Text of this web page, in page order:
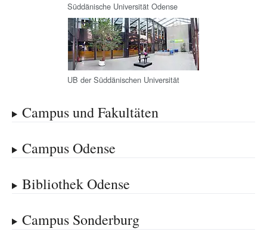
Süddänische Universität Odense
UB der Süddänischen Universität
Campus und Fakultäten
Campus Odense
Bibliothek Odense
Campus Sonderburg